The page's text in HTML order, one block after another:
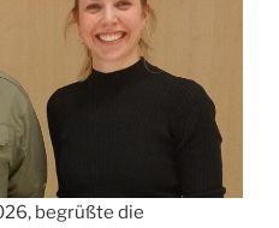
begrüßte die